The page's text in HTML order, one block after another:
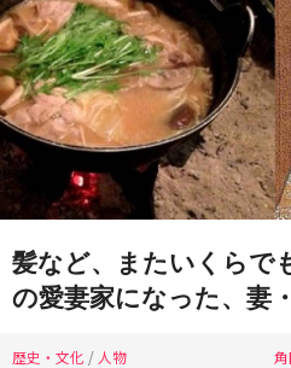
髪など、またいくらで
の愛妻家になった、妻
歴史・文化 / 人物